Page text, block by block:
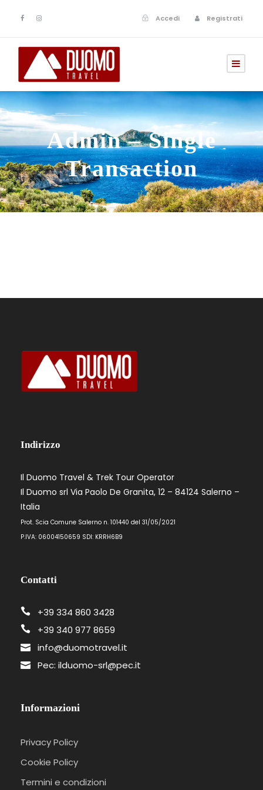
Accedi Registrati
Admin – Single
Transaction
Indirizzo
Il Duomo Travel & Trek Tour Operator
Il Duomo srl Via Paolo De Granita, 12 – 84124 Salerno –
Italia
Prot. Scia Comune Salerno n. 101440 del 31/05/2021
P.IVA: 06004150659 SDI: KRRH6B9
Contatti
+39 334 860 3428
+39 340 977 8659
info@duomotravel.it
Pec: ilduomo-srl@pec.it
Informazioni
Privacy Policy
Cookie Policy
Termini e condizioni